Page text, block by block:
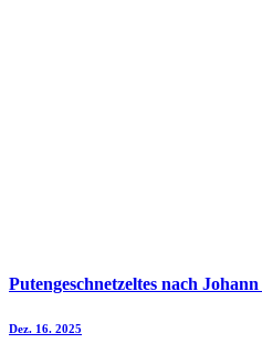
Putengeschnetzeltes nach
Dez. 16. 2025